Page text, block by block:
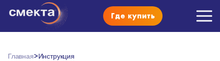
Где купить
Главная Инструкция